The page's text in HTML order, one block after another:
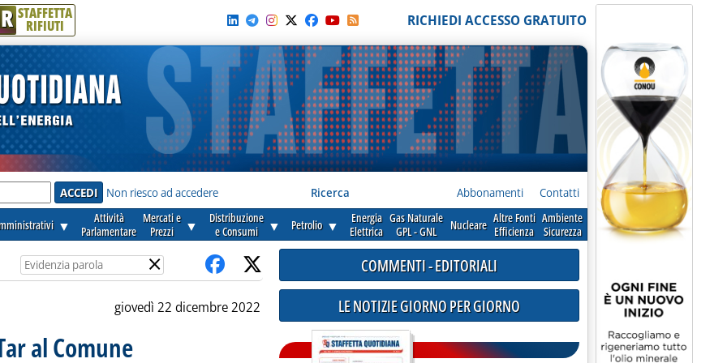
R STAFFETTA
RIFIUTI RICHIEDI ACCESSO GRATUITO
Non riesco ad accedere Ricerca Abbonamenti Contatti
▼
Attività
Parlamentare
Mercati e
Prezzi
▼
Distribuzione
e Consumi
▼ Petrolio ▼
Energia
Elettrica
Gas Naturale
GPL - GNL
Nucleare Altre Fonti
Efficienza
Ambiente
Sicurezza
×
giovedì 22 dicembre 2022
al Comune
COMMENTI - EDITORIALI
LE NOTIZIE GIORNO PER GIORNO